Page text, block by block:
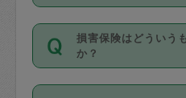
能です。依頼送信
んにメッセージを
い。ただし、２時
基本的に、高所で
外での作業は対象
育園や学校の給食
係の専門職に従事
すでにハウスキー
てお仕事をしてい
応募の際に、各自
を行っています。
写真提出をしてい
損害保険はどういう
か？
依頼者とタスカジ